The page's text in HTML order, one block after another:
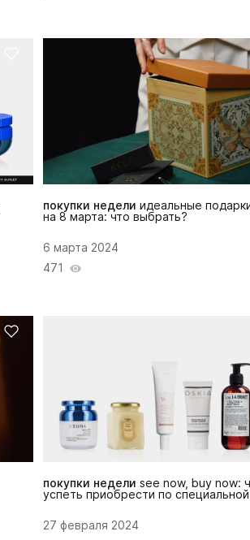
покупки недели идеальные
на 8 марта: что выбрать?
6 марта 2024
471
покупки недели see now, buy now:
успеть приобрести по
27 февраля 2024